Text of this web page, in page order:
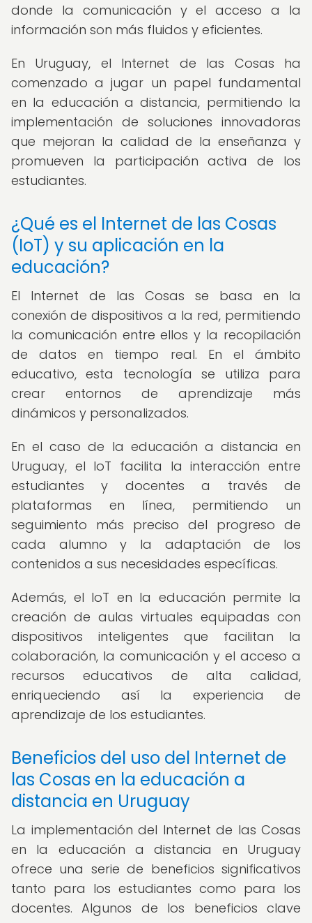
donde la comunicación y el acceso a la
información son más fluidos y eficientes.
En Uruguay, el Internet de las Cosas ha
comenzado a jugar un papel fundamental
en la educación a distancia, permitiendo la
implementación de soluciones innovadoras
que mejoran la calidad de la enseñanza y
promueven la participación activa de los
estudiantes.
¿Qué es el Internet de las Cosas
(IoT) y su aplicación en la
educación?
El Internet de las Cosas se basa en la
conexión de dispositivos a la red, permitiendo
la comunicación entre ellos y la recopilación
de datos en tiempo real. En el ámbito
educativo, esta tecnología se utiliza para
crear entornos de aprendizaje más
dinámicos y personalizados.
En el caso de la educación a distancia en
Uruguay, el IoT facilita la interacción entre
estudiantes y docentes a través de
plataformas en línea, permitiendo un
seguimiento más preciso del progreso de
cada alumno y la adaptación de los
contenidos a sus necesidades específicas.
Además, el IoT en la educación permite la
creación de aulas virtuales equipadas con
dispositivos inteligentes que facilitan la
colaboración, la comunicación y el acceso a
recursos educativos de alta calidad,
enriqueciendo así la experiencia de
aprendizaje de los estudiantes.
Beneficios del uso del Internet de
las Cosas en la educación a
distancia en Uruguay
La implementación del Internet de las Cosas
en la educación a distancia en Uruguay
ofrece una serie de beneficios significativos
tanto para los estudiantes como para los
docentes. Algunos de los beneficios clave